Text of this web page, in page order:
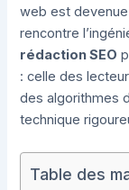
web est
rencontre
rédaction SEO
: celle des
des algorithmes
technique
Table des